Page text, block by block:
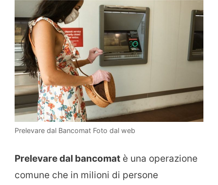
Prelevare dal Bancomat Foto dal web
Prelevare dal bancomat è una operazione
comune che in milioni di persone